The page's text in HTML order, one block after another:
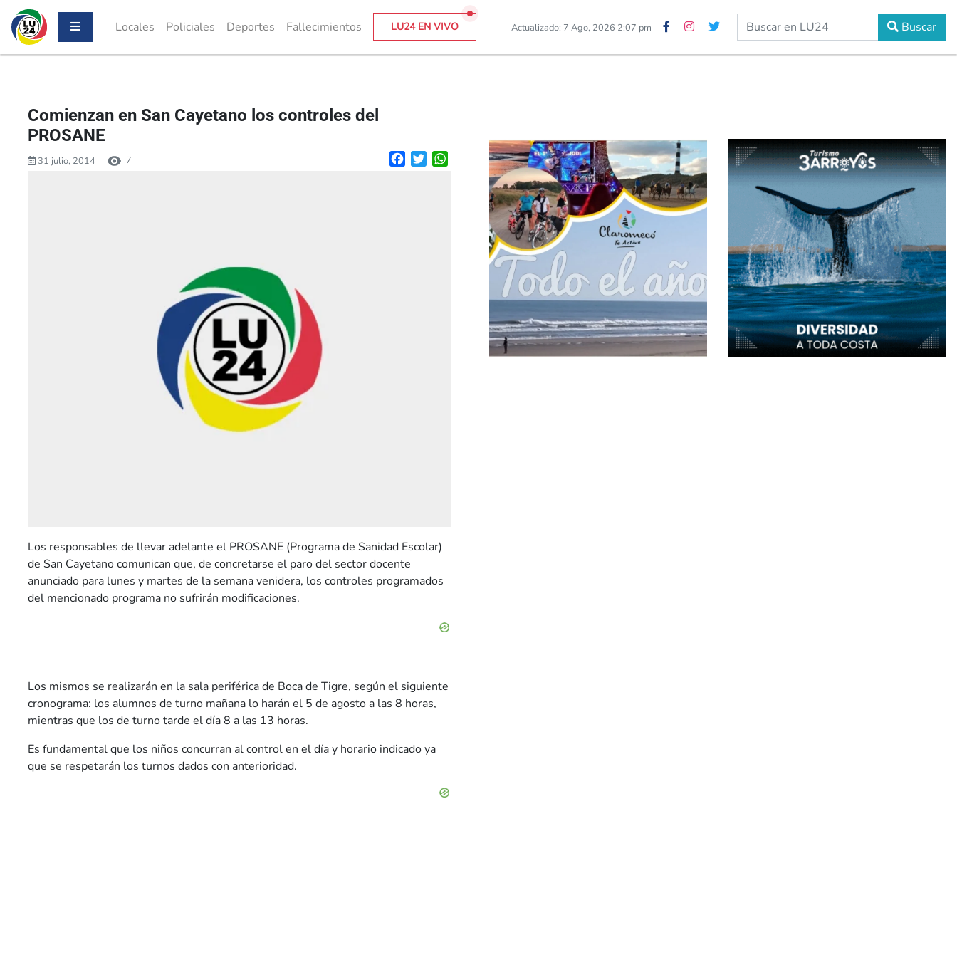
Locales Policiales Deportes Fallecimientos LU24 EN VIVO Actualizado: 7 Ago, 2026 2:07 pm Buscar
Comienzan en San Cayetano los controles del
PROSANE
31 julio, 2014 7 FacebookTwitterWhatsApp
Los responsables de llevar adelante el PROSANE (Programa de Sanidad Escolar)
de San Cayetano comunican que, de concretarse el paro del sector docente
anunciado para lunes y martes de la semana venidera, los controles programados
del mencionado programa no sufrirán modificaciones.
Los mismos se realizarán en la sala periférica de Boca de Tigre, según el siguiente
cronograma: los alumnos de turno mañana lo harán el 5 de agosto a las 8 horas,
mientras que los de turno tarde el día 8 a las 13 horas.
Es fundamental que los niños concurran al control en el día y horario indicado ya
que se respetarán los turnos dados con anterioridad.